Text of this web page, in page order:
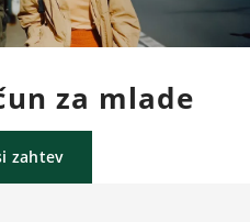
za mlade
zahtev